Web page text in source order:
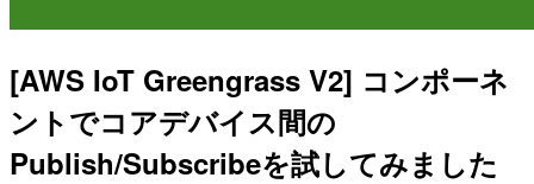
[AWS IoT Greengrass V2] コンポーネ
ントでコアデバイス間の
Publish/Subscribeを試してみました